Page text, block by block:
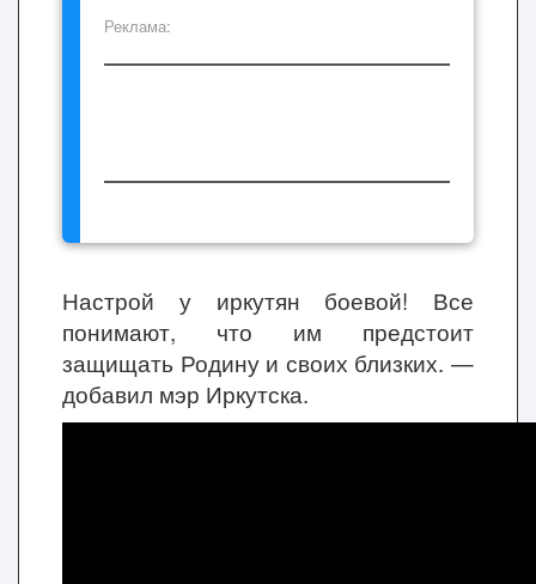
Реклама:
Настрой у иркутян боевой! Все
понимают, что им предстоит
защищать Родину и своих близких. —
добавил мэр Иркутска.